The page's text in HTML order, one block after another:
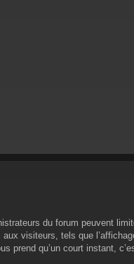
du forum peuvent
visiteurs, tels que
prend qu’un court instant,